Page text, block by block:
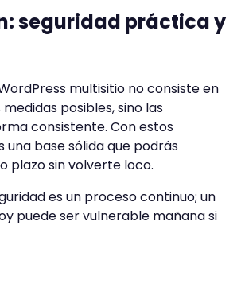
seguridad práctica y
multisitio no consiste en
posibles, sino las
consistente. Con estos
una base sólida que podrás
plazo sin volverte loco.
es un proceso continuo; un
puede ser vulnerable mañana si